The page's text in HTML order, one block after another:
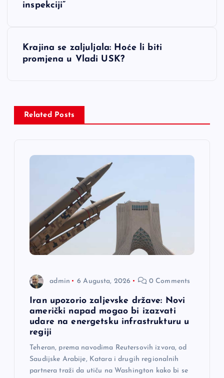
c
inspekciji”
Krajina se zaljuljala: Hoće li biti
promjena u Vladi USK?
Related Posts
admin 6 Augusta, 2026 0 Comments
Iran upozorio zaljevske države: Novi
američki napad mogao bi izazvati
udare na energetsku infrastrukturu u
regiji
Teheran, prema navodima Reutersovih izvora, od
Saudijske Arabije, Katara i drugih regionalnih
partnera traži da utiču na Washington kako bi se